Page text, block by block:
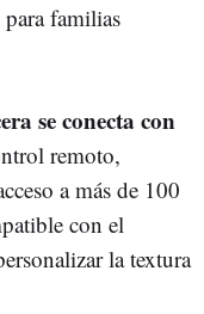
familias
se conecta con
remoto,
a más de 100
con el
la textura